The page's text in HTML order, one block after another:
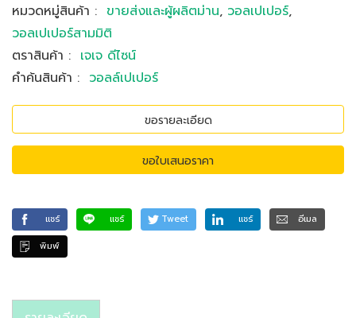
หมวดหมู่สินค้า : ขายส่งและผู้ผลิตม่าน, วอลเปเปอร์,
วอลเปเปอร์สามมิติ
ตราสินค้า : เจเจ ดีไซน์
คำค้นสินค้า : วอลล์เปเปอร์
ขอรายละเอียด
ขอใบเสนอราคา
แชร์ แชร์ Tweet แชร์
อีเมล
พิมพ์